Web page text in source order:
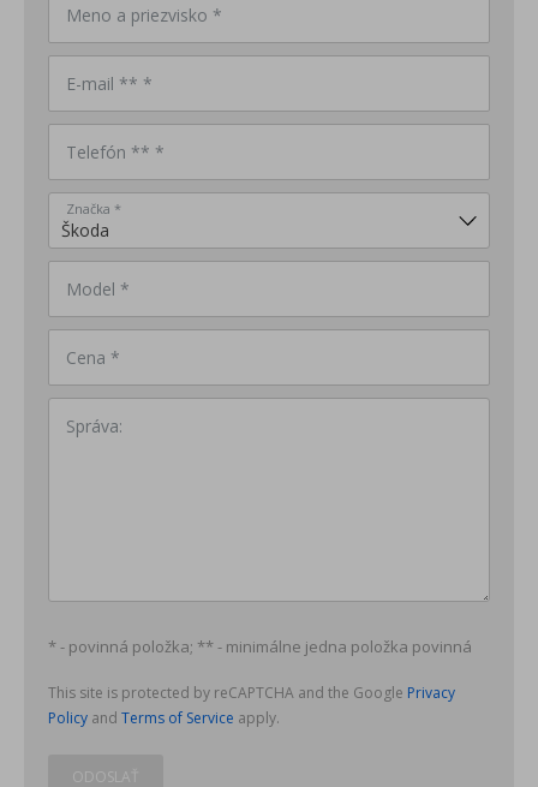
Meno a priezvisko *
E-mail ** *
Telefón ** *
Značka *
Model *
Cena *
Správa:
* - povinná položka; ** - minimálne jedna položka povinná
This site is protected by reCAPTCHA and the Google Privacy
Policy and Terms of Service apply.
ODOSLAŤ